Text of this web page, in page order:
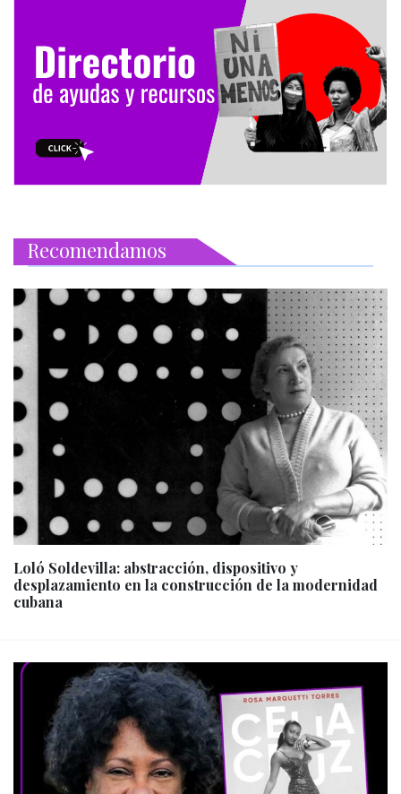
Recomendamos
Loló Soldevilla: abstracción, dispositivo y
desplazamiento en la construcción de la modernidad
cubana